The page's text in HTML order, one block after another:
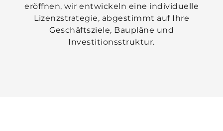
eröffnen, wir entwickeln eine individuelle
Lizenzstrategie, abgestimmt auf Ihre
Geschäftsziele, Baupläne und
Investitionsstruktur.